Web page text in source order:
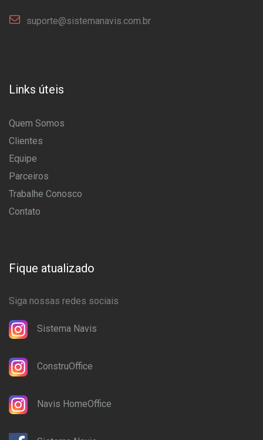
suporte@sistemanavis.com.br
Links úteis
Quem Somos
Clientes
Equipe
Parceiros
Trabalhe Conosco
Contato
Fique atualizado
Siga nossas redes sociais
Sistema Navis
ConstruOffice
Navis HomeOffice